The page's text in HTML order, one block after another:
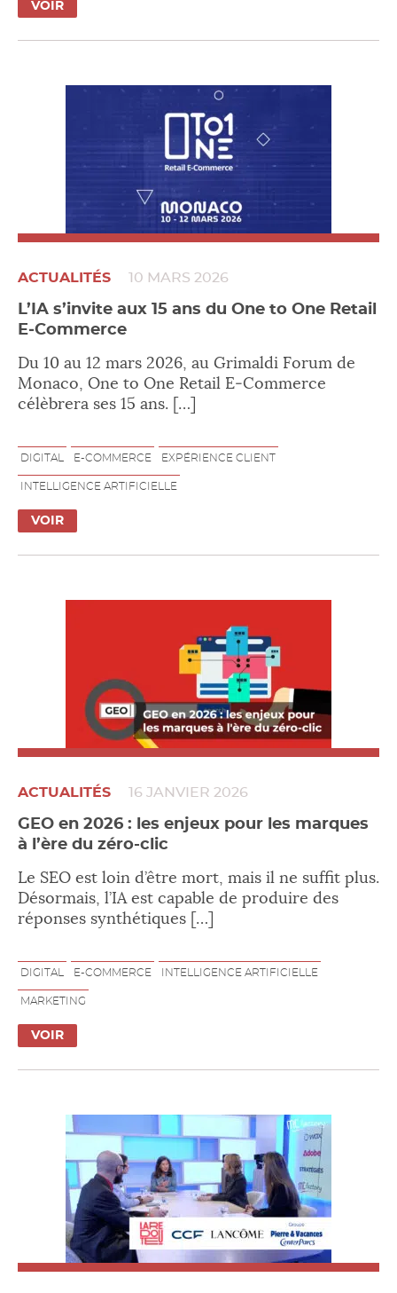
VOIR
ACTUALITÉS 10 MARS 2026
L’IA s’invite aux 15 ans du One to One Retail
E‑Commerce
Du 10 au 12 mars 2026, au Grimaldi Forum de
Monaco, One to One Retail E‑Commerce
célèbrera ses 15 ans. […]
DIGITAL E-COMMERCE EXPÉRIENCE CLIENT
INTELLIGENCE ARTIFICIELLE
VOIR
ACTUALITÉS 16 JANVIER 2026
GEO en 2026 : les enjeux pour les marques
à l’ère du zéro-clic
Le SEO est loin d’être mort, mais il ne suffit plus.
Désormais, l’IA est capable de produire des
réponses synthétiques […]
DIGITAL E-COMMERCE INTELLIGENCE ARTIFICIELLE
MARKETING
VOIR